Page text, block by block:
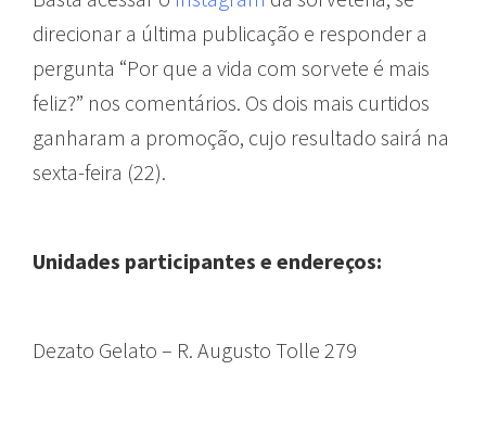
direcionar a última publicação e responder a
pergunta “Por que a vida com sorvete é mais
feliz?” nos comentários. Os dois mais curtidos
ganharam a promoção, cujo resultado sairá na
sexta-feira (22).
Unidades participantes e endereços:
Dezato Gelato – R. Augusto Tolle 279